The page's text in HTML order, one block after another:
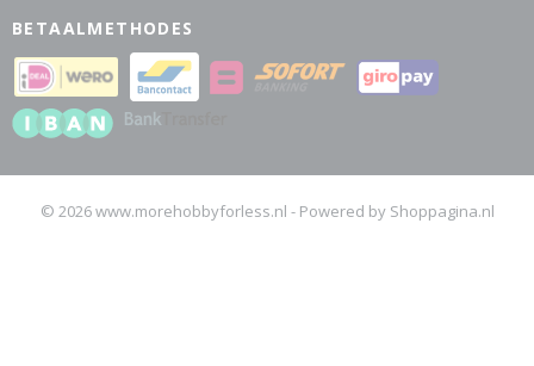
BETAALMETHODES
© 2026 www.morehobbyforless.nl - Powered by Shoppagina.nl